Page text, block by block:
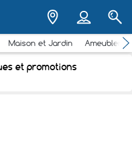
Maison et Jardin
et promotions